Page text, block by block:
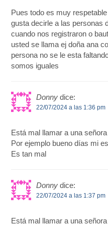
Pues todo es muy
gusta decirle a las personas
cuando nos registraron o
usted se llama ej doña ana
persona no se le esta
somos iguales
Donny dice:
22/07/2024 a las 1:36 pm
Está mal llamar a una
Por ejemplo bueno días mi
Es tan mal
Donny dice:
22/07/2024 a las 1:37 pm
Está mal llamar a una